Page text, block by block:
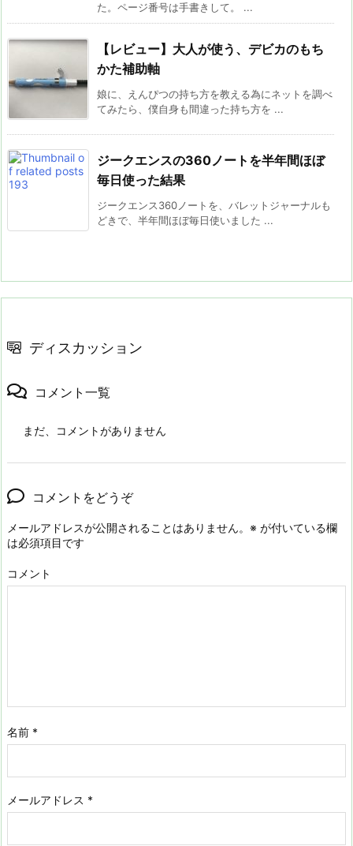
た。ページ番号は手書きして。 ...
【レビュー】大人が使う、デビカのもち
かた補助軸
娘に、えんぴつの持ち方を教える為にネットを調べ
てみたら、僕自身も間違った持ち方を ...
ジークエンスの360ノートを半年間ほぼ
毎日使った結果
ジークエンス360ノートを、バレットジャーナルも
どきで、半年間ほぼ毎日使いました ...
ディスカッション
コメント一覧
まだ、コメントがありません
コメントをどうぞ
メールアドレスが公開されることはありません。 ※ が付いている欄
は必須項目です
コメント
名前 *
メールアドレス *